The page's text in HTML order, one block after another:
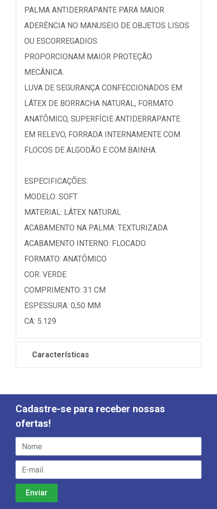
PALMA ANTIDERRAPANTE PARA MAIOR
ADERÊNCIA NO MANUSEIO DE OBJETOS LISOS
OU ESCORREGADIOS.
PROPORCIONAM MAIOR PROTEÇÃO
MECÂNICA.
LUVA DE SEGURANÇA CONFECCIONADOS EM
LÁTEX DE BORRACHA NATURAL, FORMATO
ANATÔMICO, SUPERFÍCIE ANTIDERRAPANTE
EM RELEVO, FORRADA INTERNAMENTE COM
FLOCOS DE ALGODÃO E COM BAINHA.
ESPECIFICAÇÕES:
MODELO: SOFT
MATERIAL: LÁTEX NATURAL
ACABAMENTO NA PALMA: TEXTURIZADA
ACABAMENTO INTERNO: FLOCADO
FORMATO: ANATÔMICO
COR: VERDE
COMPRIMENTO: 31 CM
ESPESSURA: 0,50 MM
CA: 5.129
Características
Cadastre-se para receber nossas
ofertas!